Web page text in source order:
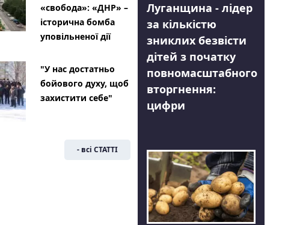
«свобода»: «ДНР» –
історична бомба
уповільненої дії
"У нас достатньо
бойового духу, щоб
захистити себе"
- всі СТАТТІ
Луганщина - лідер
за кількістю
зниклих безвісти
дітей з початку
повномасштабного
вторгнення:
цифри